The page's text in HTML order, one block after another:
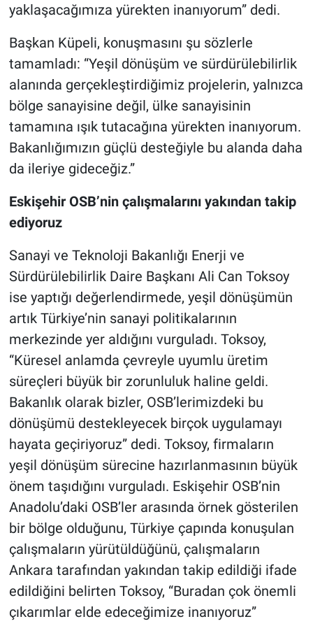
yaklaşacağımıza yürekten inanıyorum” dedi.
Başkan Küpeli, konuşmasını şu sözlerle
tamamladı: “Yeşil dönüşüm ve sürdürülebilirlik
alanında gerçekleştirdiğimiz projelerin, yalnızca
bölge sanayisine değil, ülke sanayisinin
tamamına ışık tutacağına yürekten inanıyorum.
Bakanlığımızın güçlü desteğiyle bu alanda daha
da ileriye gideceğiz.”
Eskişehir OSB’nin çalışmalarını yakından takip
ediyoruz
Sanayi ve Teknoloji Bakanlığı Enerji ve
Sürdürülebilirlik Daire Başkanı Ali Can Toksoy
ise yaptığı değerlendirmede, yeşil dönüşümün
artık Türkiye’nin sanayi politikalarının
merkezinde yer aldığını vurguladı. Toksoy,
“Küresel anlamda çevreyle uyumlu üretim
süreçleri büyük bir zorunluluk haline geldi.
Bakanlık olarak bizler, OSB’lerimizdeki bu
dönüşümü destekleyecek birçok uygulamayı
hayata geçiriyoruz” dedi. Toksoy, firmaların
yeşil dönüşüm sürecine hazırlanmasının büyük
önem taşıdığını vurguladı. Eskişehir OSB’nin
Anadolu’daki OSB’ler arasında örnek gösterilen
bir bölge olduğunu, Türkiye çapında konuşulan
çalışmaların yürütüldüğünü, çalışmaların
Ankara tarafından yakından takip edildiği ifade
edildiğini belirten Toksoy, “Buradan çok önemli
çıkarımlar elde edeceğimize inanıyoruz”